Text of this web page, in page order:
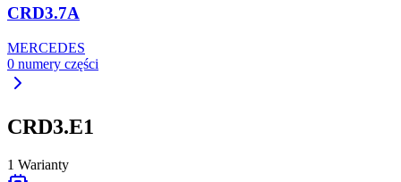
CRD3.7A
MERCEDES
0 numery części
CRD3.E1
1 Warianty